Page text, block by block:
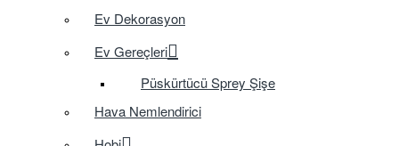
Ev Dekorasyon
Ev Gereçleri
Püskürtücü Sprey Şişe
Hava Nemlendirici